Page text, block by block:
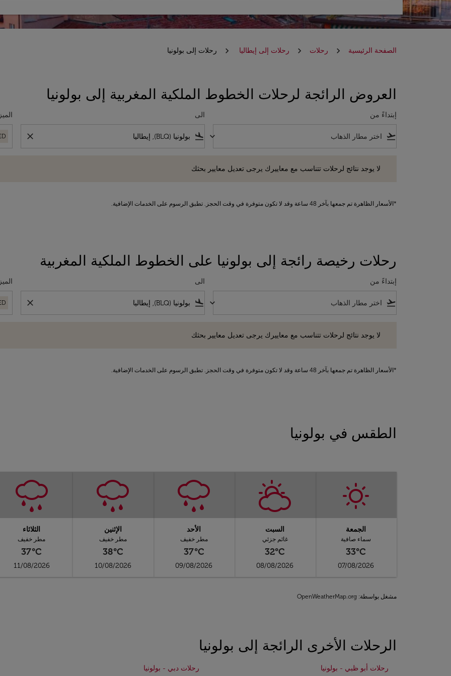
الصفحة الرئيسية رحلات رحلات إلى إيطاليا رحلات إلى بولونيا
العروض الرائجة لرحلات الخطوط الملكية المغربية إلى بولونيا
إبتداءً من
flight_takeoff
keyboard_arrow_down
الى
flight_land
close
لا يوجد نتائج لرحلات تتناسب مع معاييرك يرجى تعديل معايير بحثك
*الأسعار الظاهرة تم جمعها بآخر 48 ساعة وقد لا تكون متوفرة في وقت الحجز. تطبق الرسوم على الخدمات الإضافية.
رحلات رخيصة رائجة إلى بولونيا على الخطوط الملكية المغربية
إبتداءً من
flight_takeoff
keyboard_arrow_down
الى
flight_land
close
لا يوجد نتائج لرحلات تتناسب مع معاييرك يرجى تعديل معايير بحثك
*الأسعار الظاهرة تم جمعها بآخر 48 ساعة وقد لا تكون متوفرة في وقت الحجز. تطبق الرسوم على الخدمات الإضافية.
الطقس في بولونيا
الجمعة
سماء صافية
33°C
07/08/2026
السبت
غائم جزئي
32°C
08/08/2026
الأحد
مطر خفيف
37°C
09/08/2026
الإثنين
مطر خفيف
38°C
10/08/2026
الثلاثاء
مطر خفيف
37°C
11/08/2026
مشغل بواسطة: OpenWeatherMap.org
الرحلات الأخرى الرائجة إلى بولونيا
رحلات أبو ظبي - بولونيا رحلات دبي - بولونيا